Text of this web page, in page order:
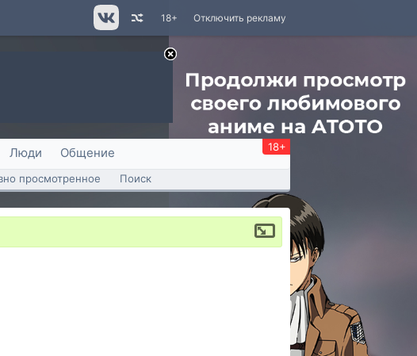
Отключить рекламу
18+
Люди Общение 18+
просмотренное Поиск